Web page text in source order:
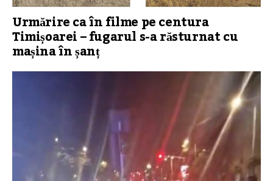
Urmărire ca în filme pe centura
Timișoarei – fugarul s-a răsturnat cu
mașina în șanț